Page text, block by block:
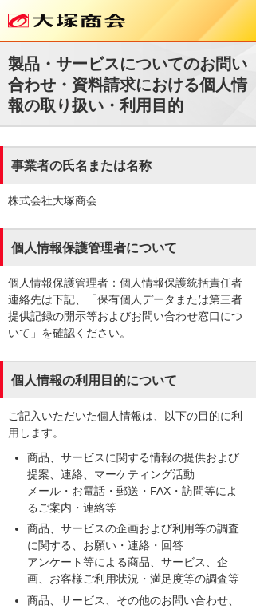
製品・サービスについてのお問い
合わせ・資料請求における個人情
報の取り扱い・利用目的
事業者の氏名または名称
株式会社大塚商会
個人情報保護管理者について
個人情報保護管理者：個人情報保護統括責任者
連絡先は下記、「保有個人データまたは第三者
提供記録の開示等およびお問い合わせ窓口につ
いて」を確認ください。
個人情報の利用目的について
ご記入いただいた個人情報は、以下の目的に利
用します。
商品、サービスに関する情報の提供および
提案、連絡、マーケティング活動
メール・お電話・郵送・FAX・訪問等によ
るご案内・連絡等
商品、サービスの企画および利用等の調査
に関する、お願い・連絡・回答
アンケート等による商品、サービス、企
画、お客様ご利用状況・満足度等の調査等
商品、サービス、その他のお問い合わせ、